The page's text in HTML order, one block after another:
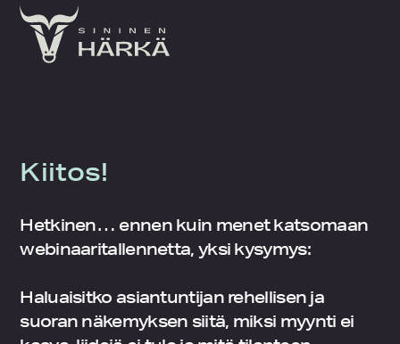
Skip
content
Kiitos!
Hetkinen… ennen kuin menet katsomaan
webinaaritallennetta, yksi kysymys:
Haluaisitko asiantuntijan rehellisen ja
suoran näkemyksen siitä, miksi myynti ei